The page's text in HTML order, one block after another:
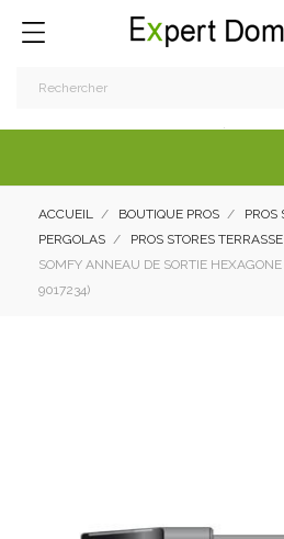
ACCUEIL BOUTIQUE PROS
PROS
PERGOLAS
PROS STORES
SOMFY ANNEAU DE SORTIE
9017234)